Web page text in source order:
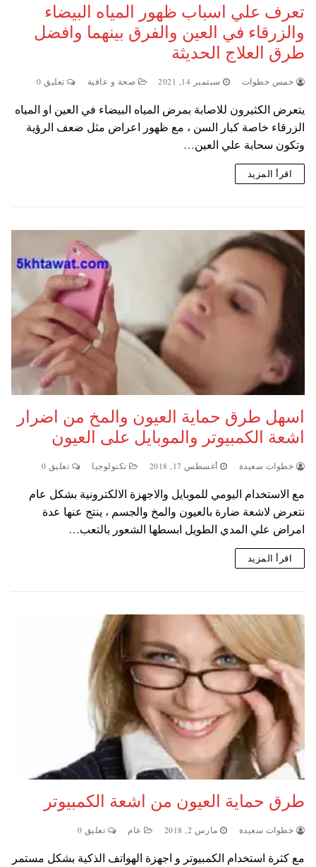
تعرف علي اسباب ظهور المياه البيضاء
والزرقاء في العين والفرق بينهما وافضل
طرق العلاج الحديثة
خمس خطوات سبتمبر 14, 2021 صحة و عافية تعليق 0
يتعرض الكثيرون للاصابة بمرض المياه البيضاء في العين او المياه
الزرقاء خاصة كبار السن ، مع ظهور اعراض مثل ضعف الرؤية
وتكون سحابة علي العين…
اقرأ المزيد
اسهل طرق حماية العيون والمخ من اضرار
اشعة الكمبيوتر والموبايل على العيون
خطوات سعيدة أغسطس 17, 2018 تكنولوجيا تعليق 0
مع الاستخدام اليومي للموبايل والاجهزة الالكترونية بشكل عام
نتعرض لاشعة ضارة بالعيون والمخ والجسم ، ينتج عنها عدة
امراض علي المدي الطويل ابسطها الشعور بالتعب…
اقرأ المزيد
طرق حماية العيون من اشعة الكمبيوتر
خطوات سعيدة مارس 2, 2018 عام تعليق 0
مع كثرة استخدام الكمبيوتر و اجهزة الهواتف الذكية بشكل مستمر